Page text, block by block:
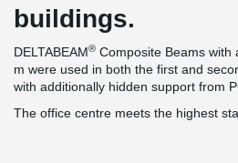
buildings.
DELTABEAM® Composite Beams with
m were used in both the first and
with additionally hidden support from
The office centre meets the highest